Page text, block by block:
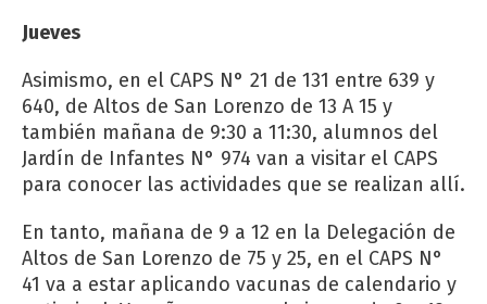
Jueves
Asimismo, en el CAPS N° 21 de 131 entre 639 y
640, de Altos de San Lorenzo de 13 A 15 y
también mañana de 9:30 a 11:30, alumnos del
Jardín de Infantes N° 974 van a visitar el CAPS
para conocer las actividades que se realizan allí.
En tanto, mañana de 9 a 12 en la Delegación de
Altos de San Lorenzo de 75 y 25, en el CAPS N°
41 va a estar aplicando vacunas de calendario y